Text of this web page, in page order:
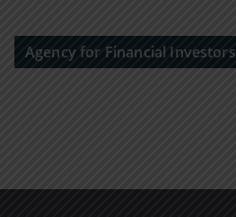
Agency for Financial Investors